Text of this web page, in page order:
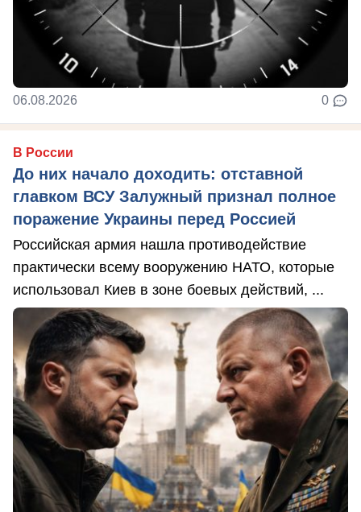
06.08.2026 0
В России
До них начало доходить: отставной
главком ВСУ Залужный признал полное
поражение Украины перед Россией
Российская армия нашла противодействие
практически всему вооружению НАТО, которые
использовал Киев в зоне боевых действий, ...